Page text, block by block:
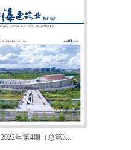
2022年第4期（总第3...